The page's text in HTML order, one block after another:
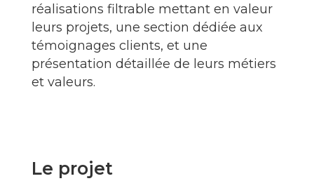
réalisations filtrable mettant en valeur
leurs projets, une section dédiée aux
témoignages clients, et une
présentation détaillée de leurs métiers
et valeurs.
Le projet